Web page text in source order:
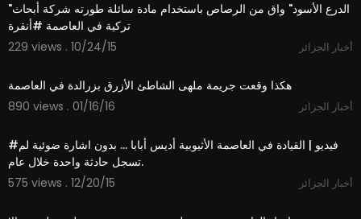
"الدرع الأسود" واق من الرصاص باستخدام مادة سائلة طورته شركة أبحاث
تركية في العاصمة #أنقرة
229 views . 10/24/15
أخبار الجزائر
هكذا وقعت جريمة ملهى الشاطئ الأزرق بزرالدة في العاصمة
890 views . 01/16/16
أخبار الجزائر
#فيديو | القيادة في العاصمة الأثيوبية أديس أبابا ... بدون اشارة ضوئية لم
تسجل حادثة واحدة خلال عام.
575 views . 12/20/15
أخبار الجزائر